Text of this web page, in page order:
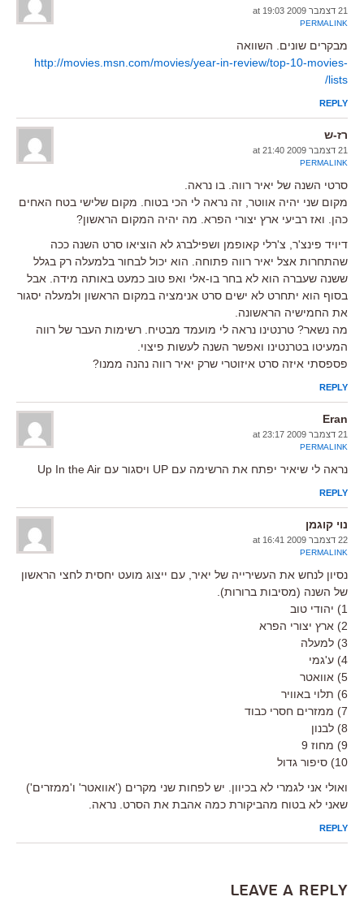
21 דצמבר 2009 at 19:03
PERMALINK
מבקרים שונים. השוואה
http://movies.msn.com/movies/year-in-review/top-10-movies-
lists/
REPLY
רז-ש
21 דצמבר 2009 at 21:40
PERMALINK
סרטי השנה של יאיר רווה. בו נראה.
מקום שני יהיה אווטר, זה נראה לי הכי בטוח. מקום שלישי בטח האחים
כהן. ואז רביעי ארץ יצורי הפרא. מה יהיה המקום הראשון?
דיויד פינצ'ר, צ'רלי קאופמן ושפילברג לא הוציאו סרט השנה ככה
שהתחרות אצל יאיר רווה פתוחה. הוא יכול לבחור בלמעלה רק בגלל
ששנה שעברה הוא לא בחר בו-אלי ואפ טוב כמעט באותה מידה. אבל
בסוף הוא יתחרט לא ישים סרט אנימציה במקום הראשון ולמעלה יסגור
את החמישיה הראשונה.
מה נשאר? טרנטינו נראה לי מועמד מבטיח. רשימות העבר של רווה
המעיטו בטרנטינו ואפשר השנה לעשות פיצוי.
פספסתי איזה סרט איזוטרי שרק יאיר רווה נהנה ממנו?
REPLY
Eran
21 דצמבר 2009 at 23:17
PERMALINK
נראה לי שיאיר יפתח את הרשימה עם UP ויסגור עם Up In the Air
REPLY
נוי קוגמן
22 דצמבר 2009 at 16:41
PERMALINK
נסיון לנחש את העשירייה של יאיר, עם ייצוג מועט יחסית לחצי הראשון
של השנה (מסיבות ברורות).
1) יהודי טוב
2) ארץ יצורי הפרא
3) למעלה
4) ע'גמי
5) אוואטר
6) תלוי באוויר
7) ממזרים חסרי כבוד
8) לבנון
9) מחוז 9
10) סיפור גדול
ואולי אני לגמרי לא בכיוון. יש לפחות שני מקרים ('אוואטר' ו'ממזרים')
שאני לא בטוח מהביקורת כמה אהבת את הסרט. נראה.
REPLY
Leave a Reply